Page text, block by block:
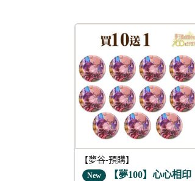
【夢谷-預購】
New 【夢100】心心相印